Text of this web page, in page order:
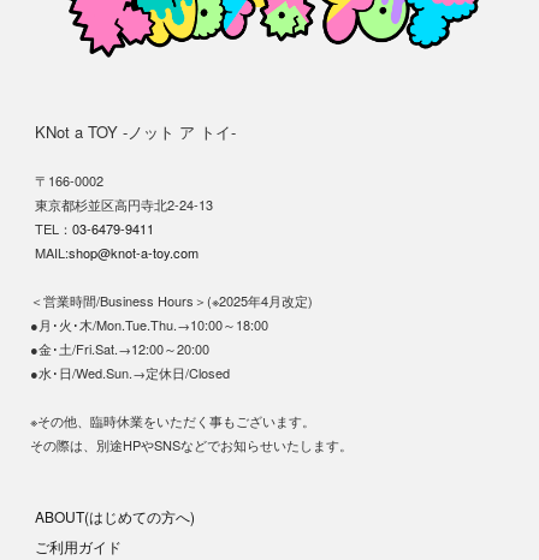
KNot a TOY -ノット ア トイ-
〒166-0002
東京都杉並区高円寺北2-24-13
TEL： 03-6479-9411
MAIL:shop@knot-a-toy.com
＜営業時間/Business Hours＞(※2025年4月改定)
●月･火･木/Mon.Tue.Thu.→10:00～18:00
●金･土/Fri.Sat.→12:00～20:00
●水･日/Wed.Sun.→定休日/Closed
※その他、臨時休業をいただく事もございます。
その際は、別途HPやSNSなどでお知らせいたします。
ABOUT(はじめての方へ)
ご利用ガイド